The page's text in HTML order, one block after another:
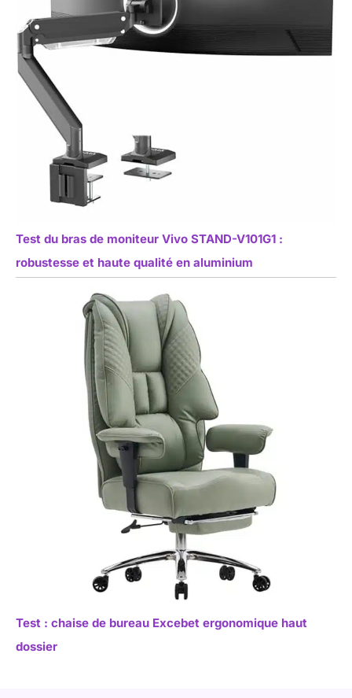
Test du bras de moniteur Vivo STAND-V101G1 :
robustesse et haute qualité en aluminium
Test : chaise de bureau Excebet ergonomique haut
dossier